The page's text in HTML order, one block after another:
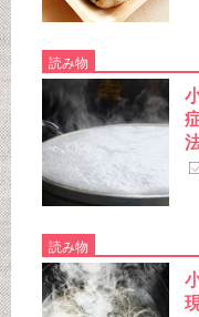
読み物
読み物